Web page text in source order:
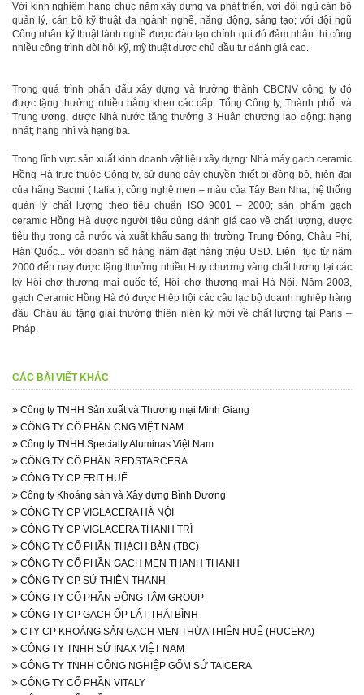
Với kinh nghiệm hàng chục năm xây dựng và phát triển, với đội ngũ cán bộ
quản lý, cán bộ kỹ thuật đa ngành nghề, năng động, sáng tạo; với đội ngũ
Công nhân kỹ thuật lành nghề được đào tạo chính qui đó đảm nhận thi công
nhiều công trình đòi hỏi kỹ, mỹ thuật được chủ đầu tư đánh giá cao.
Trong quá trình phấn đấu xây dựng và trưởng thành CBCNV công ty đó
được tặng thưởng nhiều bằng khen các cấp: Tổng Công ty, Thành phố và
Trung ương; được Nhà nước tặng thưởng 3 Huân chương lao động: hạng
nhất; hạng nhì và hạng ba.
Trong lĩnh vực sản xuất kinh doanh vật liệu xây dựng: Nhà máy gạch ceramic
Hồng Hà trực thuộc Công ty, sử dụng dây chuyền thiết bị đồng bộ, hiện đại
của hãng Sacmi ( Italia ), công nghệ men – màu của Tây Ban Nha; hệ thống
quản lý chất lượng theo tiêu chuẩn ISO 9001 – 2000; sản phẩm gạch
ceramic Hồng Hà được người tiêu dùng đánh giá cao về chất lượng, được
tiêu thụ trong cả nước và xuất khẩu sang thị trường Trung Đông, Châu Phi,
Hàn Quốc... với doanh số hàng năm đạt hàng triệu USD. Liên tục từ năm
2000 đến nay được tặng thưởng nhiều Huy chương vàng chất lượng tại các
kỳ Hội chợ thương mại quốc tế, Hội chợ thương mại Hà Nội. Năm 2003,
gạch Ceramic Hồng Hà đó được Hiệp hội các câu lạc bộ doanh nghiệp hàng
đầu Châu âu tặng giải thưởng thiên niên kỷ mới về chất lượng tại Paris –
Pháp.
CÁC BÀI VIẾT KHÁC
Công ty TNHH Sản xuất và Thương mại Minh Giang
CÔNG TY CỔ PHẦN CNG VIỆT NAM
Công ty TNHH Specialty Aluminas Việt Nam
CÔNG TY CỔ PHẦN REDSTARCERA
CÔNG TY CP FRIT HUẾ
Công ty Khoáng sản và Xây dựng Bình Dương
CÔNG TY CP VIGLACERA HÀ NỘI
CÔNG TY CP VIGLACERA THANH TRÌ
CÔNG TY CỔ PHẦN THẠCH BÀN (TBC)
CÔNG TY CỔ PHẦN GẠCH MEN THANH THANH
CÔNG TY CP SỨ THIÊN THANH
CÔNG TY CỔ PHẦN ĐỒNG TÂM GROUP
CÔNG TY CP GẠCH ỐP LÁT THÁI BÌNH
CTY CP KHOÁNG SẢN GẠCH MEN THỪA THIÊN HUẾ (HUCERA)
CÔNG TY TNHH SỨ INAX VIỆT NAM
CÔNG TY TNHH CÔNG NGHIỆP GỐM SỨ TAICERA
CÔNG TY CỔ PHẦN VITALY